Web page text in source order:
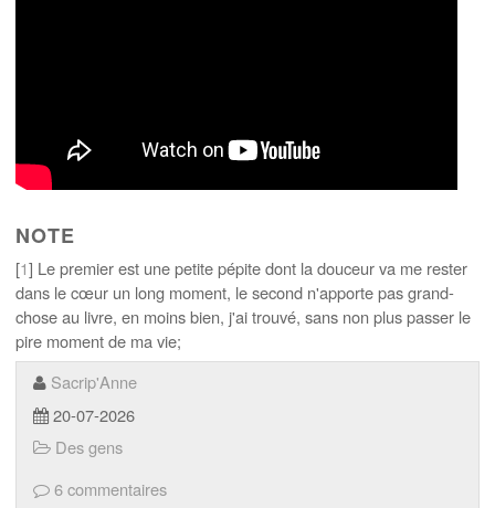
NOTE
[1] Le premier est une petite pépite dont la douceur va me rester
dans le cœur un long moment, le second n'apporte pas grand-
chose au livre, en moins bien, j'ai trouvé, sans non plus passer le
pire moment de ma vie;
Sacrip'Anne
20-07-2026
Des gens
6 commentaires